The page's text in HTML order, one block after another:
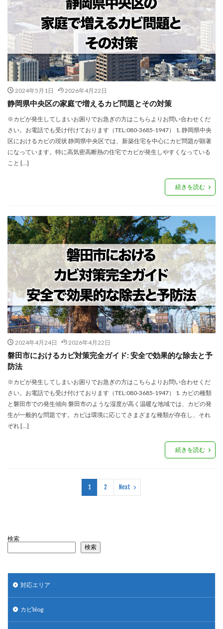
2024年5月1日 2026年4月22日
静岡県中央区の家庭で増えるカビ問題とその対策
※カビが発生してしまいお困りでお急ぎの方はこちらよりお問い合わせくだ
さい。お電話でも受け付けております（TEL:080-3685-1947） 1. 静岡県中央
区におけるカビの現状 静岡県中央区では、新築住宅を中心にカビ問題が顕著
になっています。特に高気密高断熱の住宅でカビが発生しやすくなっている
こと […]
続きを読む
2024年4月24日 2026年4月22日
磐田市におけるカビ対策完全ガイド: 安全で効果的な除去と予
防法
※カビが発生してしまいお困りでお急ぎの方はこちらよりお問い合わせくだ
さい。お電話でも受け付けております（TEL:080-3685-1947） 1. カビの種類
と磐田市での発生傾向 磐田市のような湿度が高く温暖な地域では、カビの発
生が一般的な問題です。カビは環境に応じてさまざまな種類が存在し、それ
ぞれ […]
続きを読む
1 2 Next
検索
検索
対応エリア
カビblog